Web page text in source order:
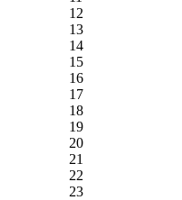
12
13
14
15
16
17
18
19
20
21
22
23